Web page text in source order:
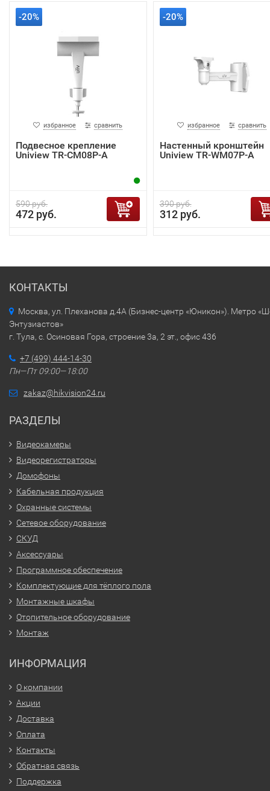
-20%
избранное сравнить
Подвесное крепление
Uniview TR-CM08P-A
590 руб.
472 руб.
-20%
избранное сравнить
Настенный кронштейн
Uniview TR-WM07P-A
390 руб.
312 руб.
КОНТАКТЫ
Москва, ул. Плеханова д.4А (Бизнес-центр «Юникон»). Метро
Энтузиастов»
г. Тула, с. Осиновая Гора, строение 3а, 2 эт., офис 436
+7 (499) 444-14-30
Пн—Пт 09:00—18:00
zakaz@hikvision24.ru
РАЗДЕЛЫ
Видеокамеры
Видеорегистраторы
Домофоны
Кабельная продукция
Охранные системы
Сетевое оборудование
СКУД
Аксессуары
Программное обеспечение
Комплектующие для тёплого пола
Монтажные шкафы
Отопительное оборудование
Монтаж
ИНФОРМАЦИЯ
О компании
Акции
Доставка
Оплата
Контакты
Обратная связь
Поддержка